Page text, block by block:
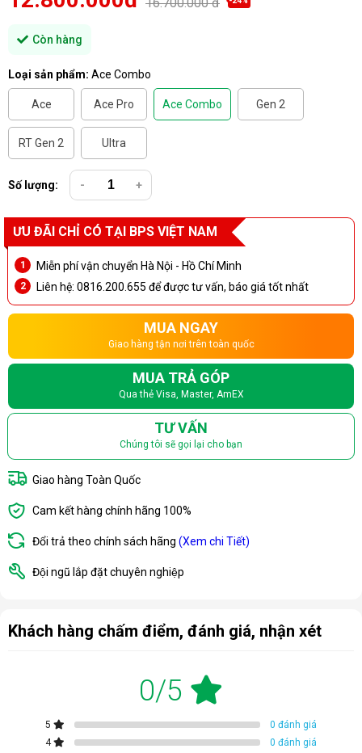
16.700.000 đ
Còn hàng
Loại sản phẩm: Ace Combo
Ace Ace Pro Ace Combo Gen 2
RT Gen 2 Ultra
Số lượng: - +
ƯU ĐÃI CHỈ CÓ TẠI BPS VIỆT NAM
Miễn phí vận chuyển Hà Nội - Hồ Chí Minh
Liên hệ: 0816.200.655 để được tư vấn, báo giá tốt nhất
MUA NGAY
Giao hàng tận nơi trên toàn quốc
MUA TRẢ GÓP
Qua thẻ Visa, Master, AmEX
TƯ VẤN
Chúng tôi sẽ gọi lại cho bạn
Giao hàng Toàn Quốc
Cam kết hàng chính hãng 100%
Đổi trả theo chính sách hãng (Xem chi Tiết)
Đội ngũ lắp đặt chuyên nghiệp
Khách hàng chấm điểm, đánh giá, nhận xét
0/5
5
0 đánh giá
4
0 đánh giá